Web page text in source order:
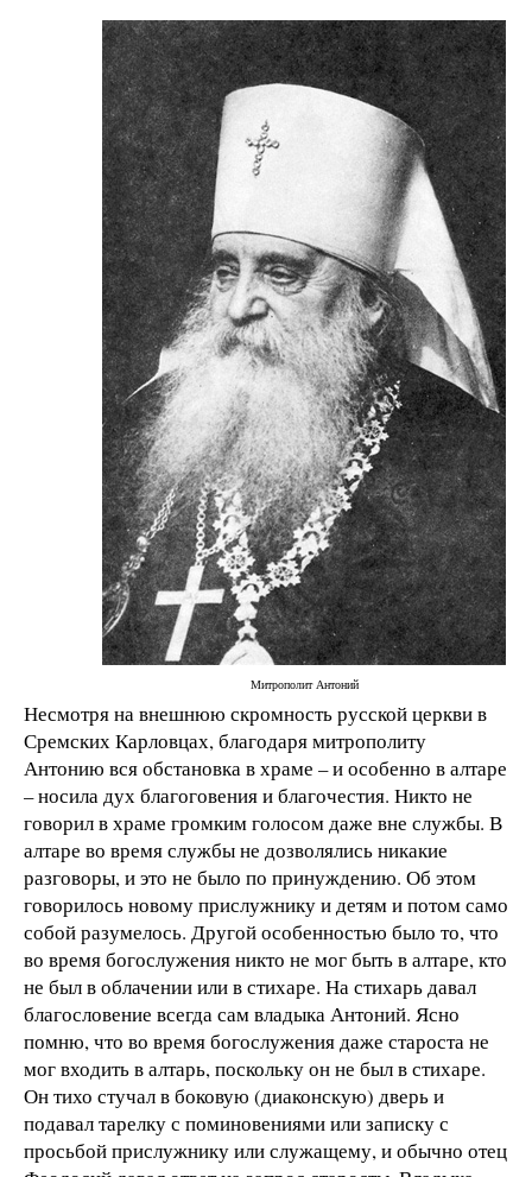
Митрополит Антоний
Несмотря на внешнюю скромность русской церкви в
Сремских Карловцах, благодаря митрополиту
Антонию вся обстановка в храме – и особенно в алтаре
– носила дух благоговения и благочестия. Никто не
говорил в храме громким голосом даже вне службы. В
алтаре во время службы не дозволялись никакие
разговоры, и это не было по принуждению. Об этом
говорилось новому прислужнику и детям и потом само
собой разумелось. Другой особенностью было то, что
во время богослужения никто не мог быть в алтаре, кто
не был в облачении или в стихаре. На стихарь давал
благословение всегда сам владыка Антоний. Ясно
помню, что во время богослужения даже староста не
мог входить в алтарь, поскольку он не был в стихаре.
Он тихо стучал в боковую (диаконскую) дверь и
подавал тарелку с поминовениями или записку с
просьбой прислужнику или служащему, и обычно отец